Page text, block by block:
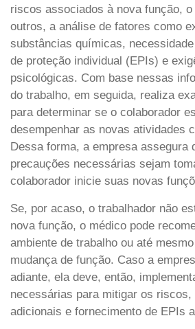
riscos associados à nova função,
outros, a análise de fatores como
substâncias químicas,
de proteção individual (EPIs) e
psicológicas. Com base nessas
do trabalho, em seguida, realiza
para determinar se o colaborador
desempenhar as novas atividades
Dessa forma, a empresa assegura
precauções necessárias sejam
colaborador inicie suas novas
Se, por acaso, o trabalhador não
nova função, o médico pode
ambiente de trabalho ou até
mudança de função. Caso a
adiante, ela deve, então,
necessárias para mitigar os riscos,
adicionais e fornecimento de EPIs